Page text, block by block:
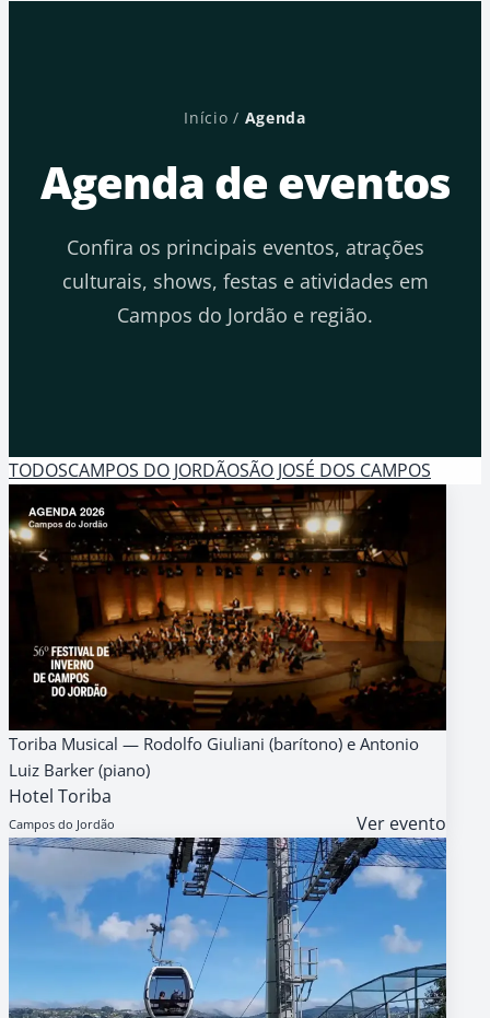
Início / Agenda
Agenda de eventos
Confira os principais eventos, atrações
culturais, shows, festas e atividades em
Campos do Jordão e região.
TODOSCAMPOS DO JORDÃOSÃO JOSÉ DOS CAMPOS
07
18h
AGENDA
GRATUITO
Toriba Musical — Rodolfo Giuliani (barítono) e Antonio
Luiz Barker (piano)
Hotel Toriba
Campos do Jordão Ver evento